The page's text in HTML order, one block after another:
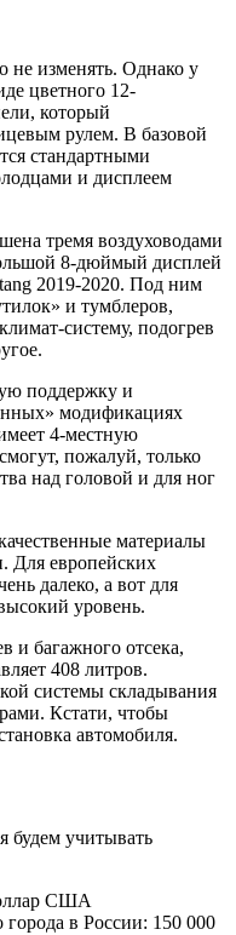
не изменять. Однако у
цветного 12-
который
рулем. В базовой
стандартными
и дисплеем
тремя воздуховодами
8-дюймый дисплей
2019-2020. Под ним
и тумблеров,
систему, подогрев
поддержку и
модификациях
4-местную
пожалуй, только
над головой и для ног
материалы
Для европейских
далеко, а вот для
уровень.
и багажного отсека,
408 литров.
системы складывания
Кстати, чтобы
автомобиля.
будем учитывать
США
в России: 150 000